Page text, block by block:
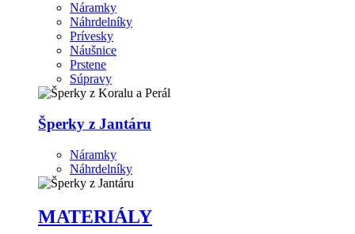
Náramky
Náhrdelníky
Prívesky
Náušnice
Prstene
Súpravy
Šperky z Jantáru
Náramky
Náhrdelníky
MATERIÁLY